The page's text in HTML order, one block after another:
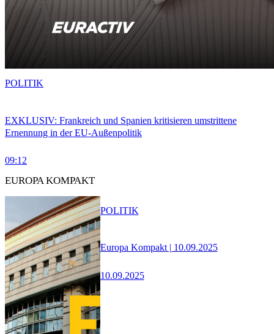
EXKLUSIV: Frankreich und Spanien kritisieren umstrittene
Ernennung in der EU-Außenpolitik
09:12
POLITIK
EUROPA KOMPAKT
Europa Kompakt | 10.09.2025
10.09.2025
POLITIK